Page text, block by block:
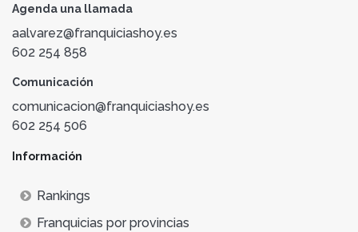
Agenda una llamada
aalvarez@franquiciashoy.es
602 254 858
Comunicación
comunicacion@franquiciashoy.es
602 254 506
Información
Rankings
Franquicias por provincias